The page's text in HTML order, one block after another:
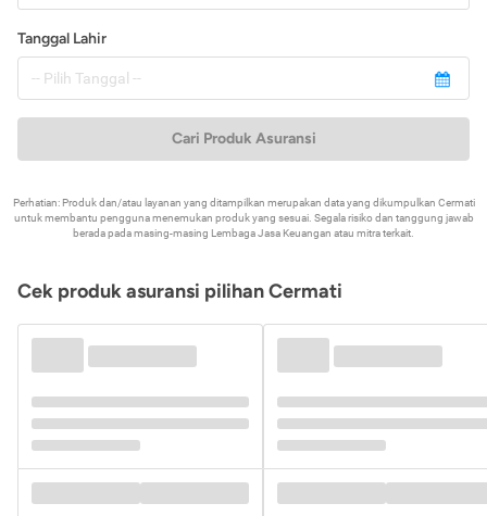
Tanggal Lahir
Cari Produk Asuransi
Perhatian: Produk dan/atau layanan yang ditampilkan merupakan data yang dikumpulkan Cermati
untuk membantu pengguna menemukan produk yang sesuai. Segala risiko dan tanggung jawab
berada pada masing-masing Lembaga Jasa Keuangan atau mitra terkait.
Cek produk asuransi pilihan Cermati